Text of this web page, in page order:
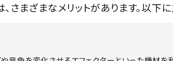
さまざまなメリットがあります。以下